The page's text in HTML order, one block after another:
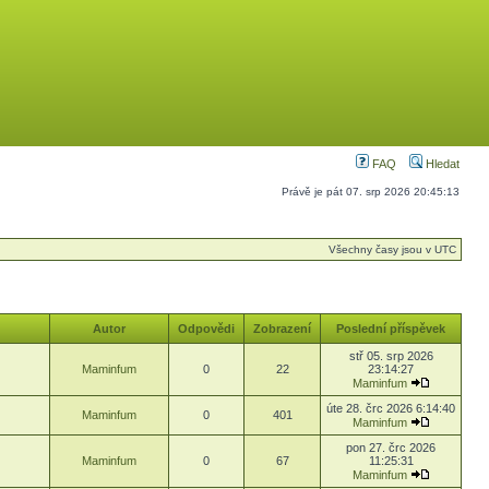
FAQ Hledat
Právě je pát 07. srp 2026 20:45:13
Všechny časy jsou v UTC
Autor Odpovědi Zobrazení Poslední příspěvek
Maminfum 0 22
stř 05. srp 2026
23:14:27
Maminfum
Maminfum 0 401
úte 28. črc 2026 6:14:40
Maminfum
Maminfum 0 67
pon 27. črc 2026
11:25:31
Maminfum